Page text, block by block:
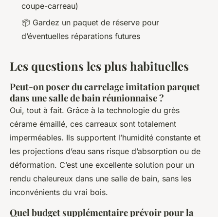
coupe-carreau)
📦 Gardez un paquet de réserve pour
d’éventuelles réparations futures
Les questions les plus habituelles
Peut-on poser du carrelage imitation parquet
dans une salle de bain réunionnaise ?
Oui, tout à fait. Grâce à la technologie du grès
cérame émaillé, ces carreaux sont totalement
imperméables. Ils supportent l’humidité constante et
les projections d’eau sans risque d’absorption ou de
déformation. C’est une excellente solution pour un
rendu chaleureux dans une salle de bain, sans les
inconvénients du vrai bois.
Quel budget supplémentaire prévoir pour la